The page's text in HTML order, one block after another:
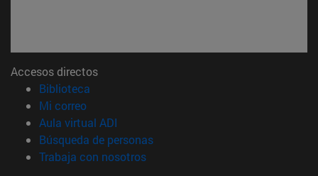
Accesos directos
Biblioteca
Mi correo(abre en nueva ventana)
Aula virtual ADI
Búsqueda de personas(abre en nueva ventana)
Trabaja con nosotros(abre en nueva ventana)